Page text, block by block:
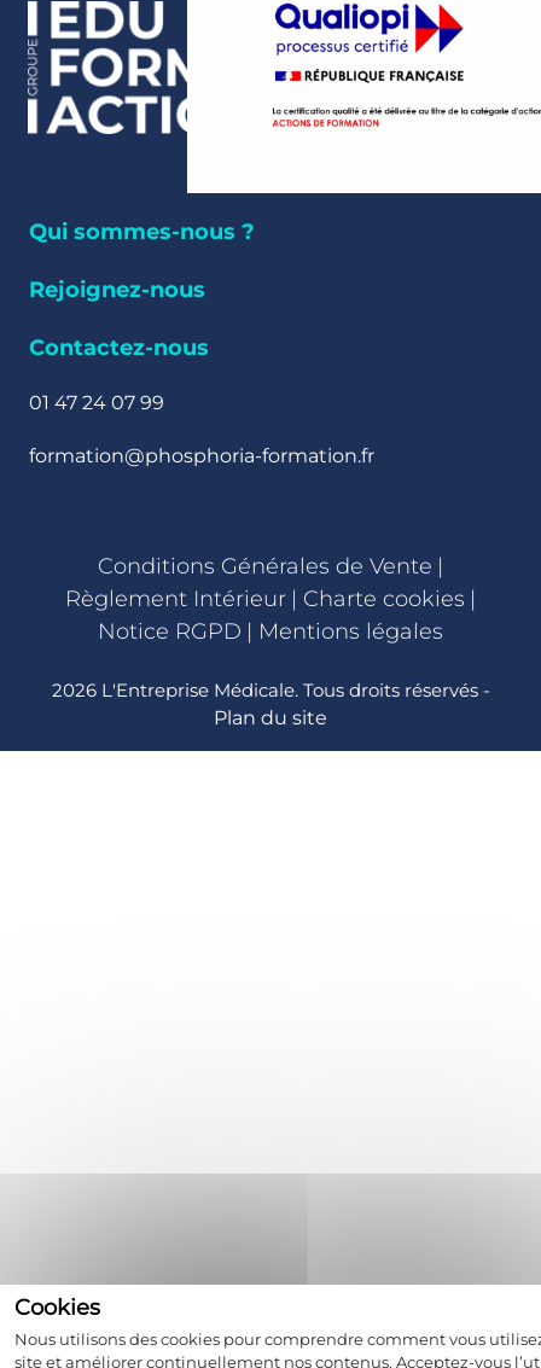
Qui sommes-nous ?
Rejoignez-nous
Contactez-nous
01 47 24 07 99
formation@phosphoria-formation.fr
Conditions Générales de Vente |
Règlement Intérieur | Charte cookies |
Notice RGPD | Mentions légales
2026 L'Entreprise Médicale. Tous droits réservés -
Plan du site
Nous utilisons des cookies pour comprendre comment vous
site et améliorer continuellement nos contenus. Acceptez-vous